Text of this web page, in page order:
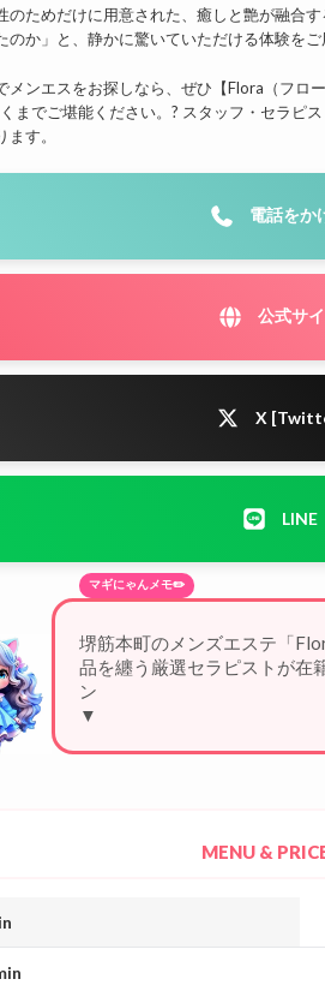
のためだけに用意された、癒しと艶が融合
のか」と、静かに驚いていただける体験をご
メンエスをお探しなら、ぜひ【Flora（フロ
までご堪能ください。? スタッフ・セラピ
ます。
電話をか
公式サ
X
LINE
マギにゃんメモ✏️
堺筋本町のメンズエステ「
品を纏う厳選セラピストが在
ンにゃにゃん！繊細な技
▼
MENU &